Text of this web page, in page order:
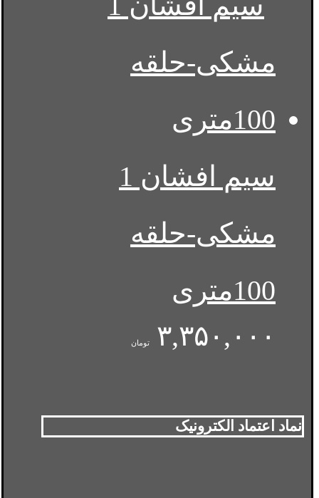
سیم افشان 1
مشکی-حلقه
100متری
۳,۳۵۰,۰۰۰
تومان
نماد اعتماد الکترونیک